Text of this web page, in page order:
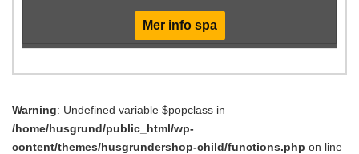
Mer info spa
Warning: Undefined variable $popclass in
/home/husgrund/public_html/wp-
content/themes/husgrundershop-child/functions.php on line